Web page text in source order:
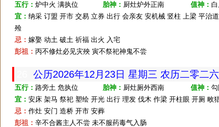
五行： 炉中火 满执位 胎神： 厨灶炉外正南 值神：
宜： 纳采 订盟 开市 交易 立券 出行 会亲友 安机械 竖柱 上梁 平治
殓
忌： 嫁娶 动土 破土 祈福 出火 入宅
彭祖： 丙不修灶必见灾殃 寅不祭祀神鬼不尝
公历2026年12月23日 星期三 农历二零二
五行： 路旁土 危执位 胎神： 厨灶厕外西南 值神：
宜： 安床 架马 祭祀 塑绘 开光 出行 理发 伐木 作梁 开柱眼 开厕
忌： 作灶 安门 造桥 开市 安葬
彭祖： 辛不合酱主人不尝 未不服药毒气入肠